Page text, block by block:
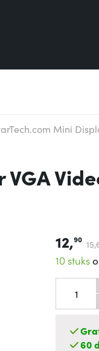
Mini
12,90 15,
10 stuks
60